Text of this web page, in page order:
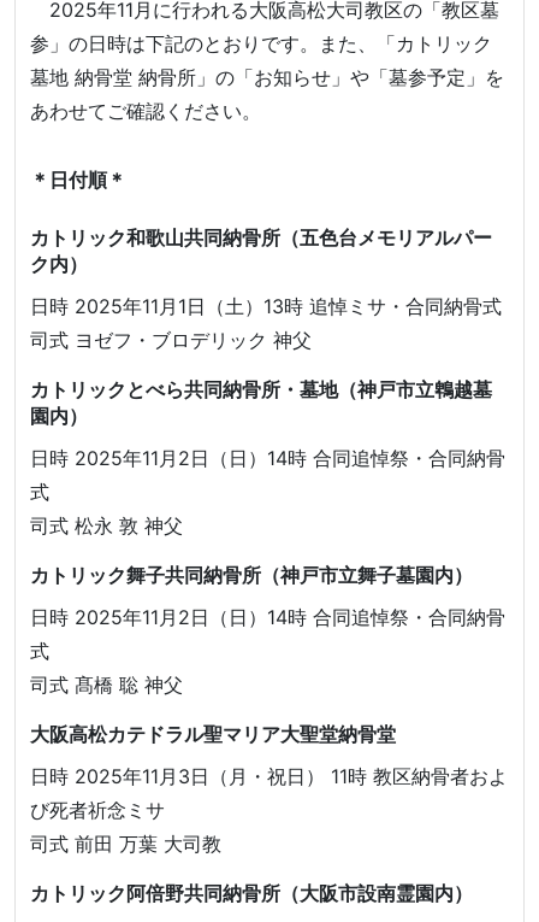
2025年11月に行われる大阪高松大司教区の「教区墓
参」の日時は下記のとおりです。また、「カトリック
墓地 納骨堂 納骨所」の「お知らせ」や「墓参予定」を
あわせてご確認ください。
＊日付順＊
カトリック和歌山共同納骨所（五色台メモリアルパー
ク内）
日時 2025年11月1日（土）13時 追悼ミサ・合同納骨式
司式 ヨゼフ・ブロデリック 神父
カトリックとべら共同納骨所・墓地（神戸市立鵯越墓
園内）
日時 2025年11月2日（日）14時 合同追悼祭・合同納骨
式
司式 松永 敦 神父
カトリック舞子共同納骨所（神戸市立舞子墓園内）
日時 2025年11月2日（日）14時 合同追悼祭・合同納骨
式
司式 髙橋 聡 神父
大阪高松カテドラル聖マリア大聖堂納骨堂
日時 2025年11月3日（月・祝日） 11時 教区納骨者およ
び死者祈念ミサ
司式 前田 万葉 大司教
カトリック阿倍野共同納骨所（大阪市設南霊園内）